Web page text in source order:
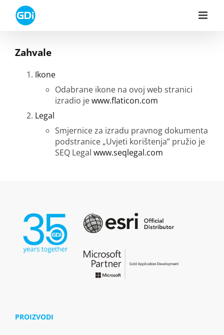
content
Zahvale
Ikone
Odabrane ikone na ovoj web stranici
izradio jewww.flaticon.com
Legal
Smjernice za izradu pravnog dokumenta
podstranice „Uvjeti korištenja” pružio je
SEQ Legal www.seqlegal.com
PROIZVODI